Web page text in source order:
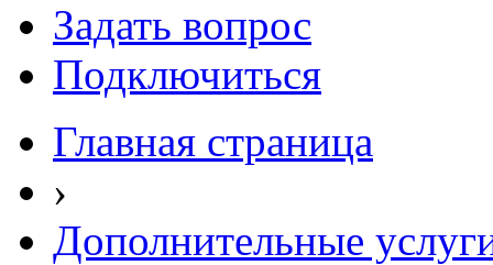
Задать вопрос
Подключиться
Главная страница
›
Дополнительные